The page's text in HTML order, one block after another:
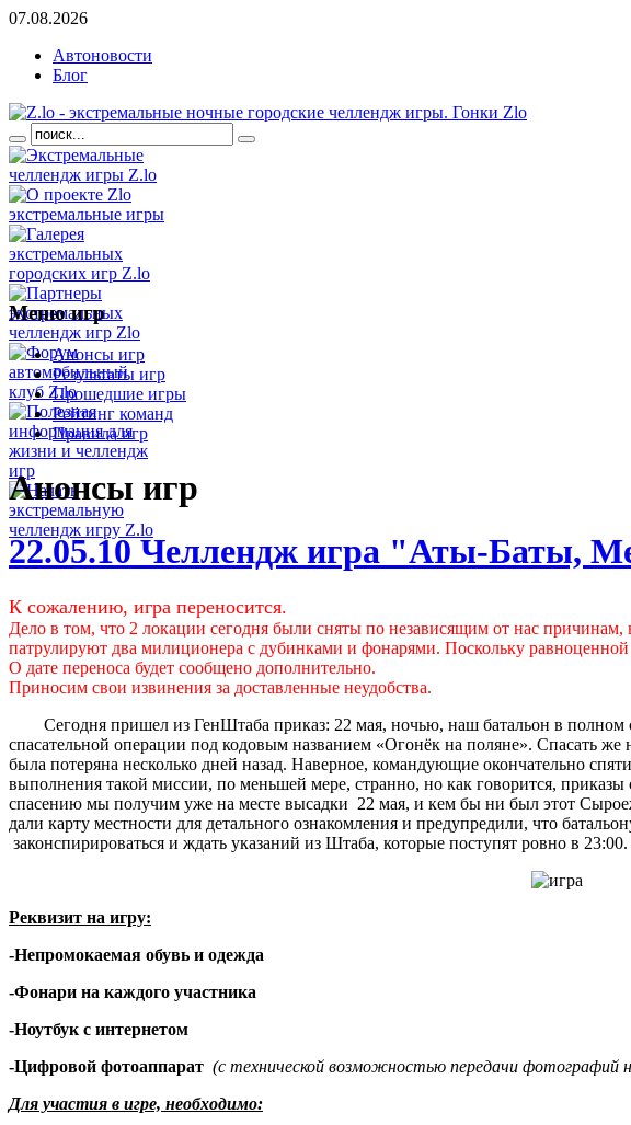
07.08.2026
Автоновости
Блог
Менюигр
Анонсы игр
Результаты игр
Прошедшие игры
Рейтинг команд
Правила игр
Анонсы игр
22.05.10 Челлендж игра "Аты-Баты,
К сожалению, игра переносится.
Дело в том, что 2 локации сегодня были сняты по независящим от нас причинам,
патрулируют два милиционера с дубинками и фонарями. Поскольку
О дате переноса будет сообщено дополнительно.
Приносим свои извинения за доставленные неудобства.
Сегодня пришел из ГенШтаба приказ: 22 мая, ночью, наш батальон в полном
спасательной операции под кодовым названием «Огонёк на поляне». Спасать
была потеряна несколько дней назад. Наверное, командующие окончательно
выполнения такой миссии, по меньшей мере, странно, но как говорится,
спасению мы получим уже на месте высадки 22 мая, и кем бы ни был этот
дали карту местности для детального ознакомления и предупредили, что
законспирироваться и ждать указаний из Штаба, которые поступят ровно в 23:00.
Реквизит на игру:
-Непромокаемая обувь и одежда
-Фонари на каждого участника
-Ноутбук с интернетом
-Цифровой фотоаппарат (с технической возможностью передачи фотографий
Для участия в игре, необходимо: